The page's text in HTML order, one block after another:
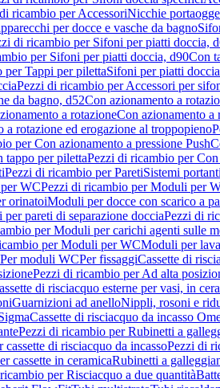
ricambio per AccessoriNicchie
per docce e vasche da bagno
di ricambio per Sifoni per piatti doccia,
per Sifoni per piatti doccia, d90Con
per Tappi per pilettaSifoni per piatti doccia
Pezzi di ricambio per Accessori per
da bagno, d52Con azionamento a
a rotazioneCon azionamento a
a rotazione ed erogazione al troppopieno
per Con azionamento a pressione
tappo per pilettaPezzi di ricambio per
Pezzi di ricambio per ParetiSistemi portanti
WCPezzi di ricambio per Moduli per
orinatoiModuli per docce con scarico a
per pareti di separazione docciaPezzi di
per Moduli per carichi agenti sulle
per Moduli per WCModuli per
Per moduli WCPer fissaggiCassette di
Pezzi di ricambio per Ad alta
di risciacquo esterne per vasi, in
Guarnizioni ad anelloNippli, rosoni e
Cassette di risciacquo da incasso
Pezzi di ricambio per Rubinetti a
di risciacquo da incassoPezzi di
cassette in ceramicaRubinetti a
per Risciacquo a due quantità